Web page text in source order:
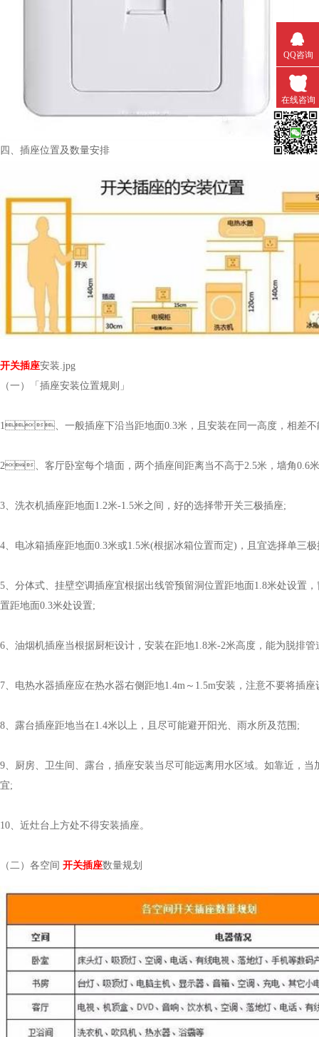
四、插座位置及数量安排
开关插座安装.jpg
（一）「插座安装位置规则」
1、一般插座下沿当距地面0.3米，且安装在同一高度，相差
2、客厅卧室每个墙面，两个插座间距离当不高于2.5米，墙角0.6
3、洗衣机插座距地面1.2米-1.5米之间，好的选择带开关三极插座;
4、电冰箱插座距地面0.3米或1.5米(根据冰箱位置而定)，且宜选择单三
5、分体式、挂壁空调插座宜根据出线管预留洞位置距地面1.8米处设
置距地面0.3米处设置;
6、油烟机插座当根据厨柜设计，安装在距地1.8米-2米高度，能为脱排
7、电热水器插座应在热水器右侧距地1.4m～1.5m安装，注意不要将插
8、露台插座距地当在1.4米以上，且尽可能避开阳光、雨水所及范围;
9、厨房、卫生间、露台，插座安装当尽可能远离用水区域。如靠
宜;
10、近灶台上方处不得安装插座。
（二）各空间 开关插座数量规划
QQ咨询
在线咨询
微信扫一扫